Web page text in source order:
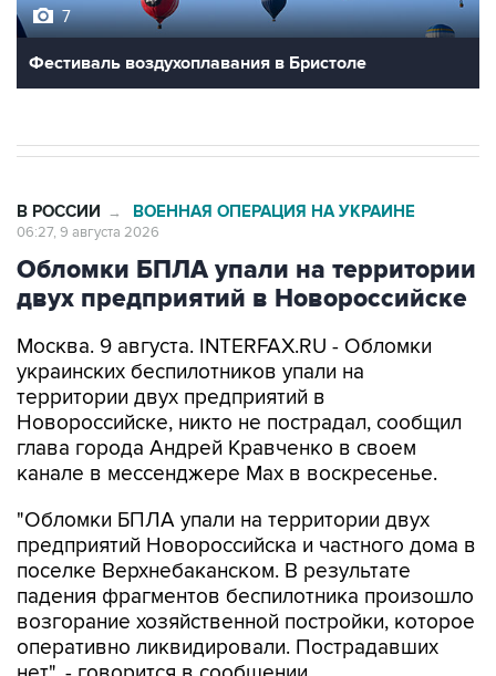
7
Фестиваль воздухоплавания в Бристоле
В РОССИИ → ВОЕННАЯ ОПЕРАЦИЯ НА УКРАИНЕ
06:27, 9 августа 2026
Обломки БПЛА упали на территории
двух предприятий в Новороссийске
Москва. 9 августа. INTERFAX.RU - Обломки
украинских беспилотников упали на
территории двух предприятий в
Новороссийске, никто не пострадал, сообщил
глава города Андрей Кравченко в своем
канале в мессенджере Max в воскресенье.
"Обломки БПЛА упали на территории двух
предприятий Новороссийска и частного дома в
поселке Верхнебаканском. В результате
падения фрагментов беспилотника произошло
возгорание хозяйственной постройки, которое
оперативно ликвидировали. Пострадавших